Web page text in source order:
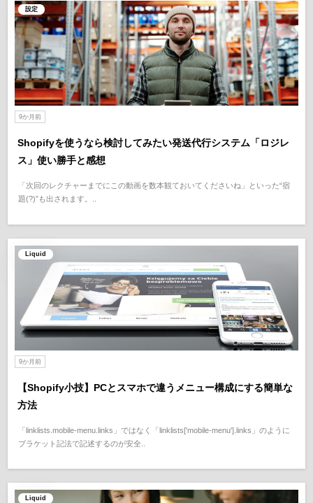
設定
9か月前
Shopifyを使うなら検討してみたい発送代行システム「ロジレ
ス」使い勝手と感想
「次回のレクチャーまでにこの動画を数本観ておいてくださいね」といった“宿
題(?)”も出されます。..
Liquid
9か月前
【Shopify小技】PCとスマホで違うメニュー構成にする簡単な
方法
「linklists.mobile-menu.links」ではなく「linklists['mobile-menu'].links」のように
ブラケット記法で記述するのが安全..
Liquid